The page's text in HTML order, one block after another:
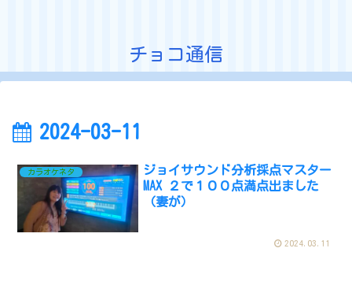
チョコ通信
2024-03-11
カラオケネタ
ジョイサウンド分析採点マスター
MAX ２で１００点満点出ました
（妻が）
2024.03.11